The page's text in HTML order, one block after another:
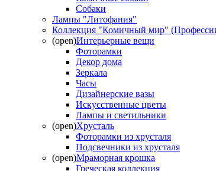
Собаки
Лампы "Литофания"
Коллекция "Комичный мир"
(open)Интерьерные вещи
Фоторамки
Декор дома
Зеркала
Часы
Дизайнерские вазы
Искусственные цветы
Лампы и светильники
(open)Хрусталь
Фоторамки из хрусталя
Подсвечники из хрусталя
(open)Мраморная крошка
Греческая коллекция